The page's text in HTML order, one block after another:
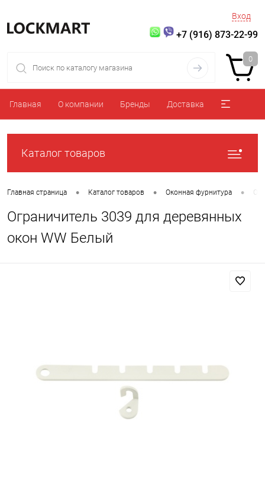
Вход
+7 (916) 873-22-99
0
Главная О компании Бренды Доставка
Каталог товаров
Главная страница • Каталог товаров • Оконная фурнитура •
Ограничитель 3039 для деревянных
окон WW Белый